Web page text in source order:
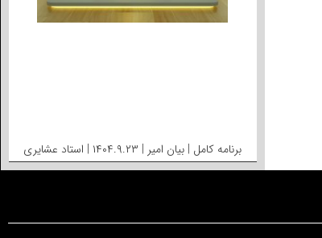
برنامه کامل | بیان امیر | ۱۴۰۴.۹.۲۳ | استاد عشایری